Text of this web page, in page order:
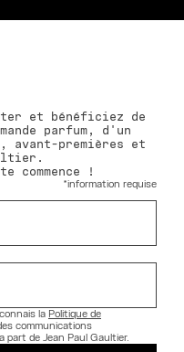
et bénéficiez de
parfum, d'un
avant-premières et
commence !
*information requise
la Politique de
communications
part de Jean Paul Gaultier.